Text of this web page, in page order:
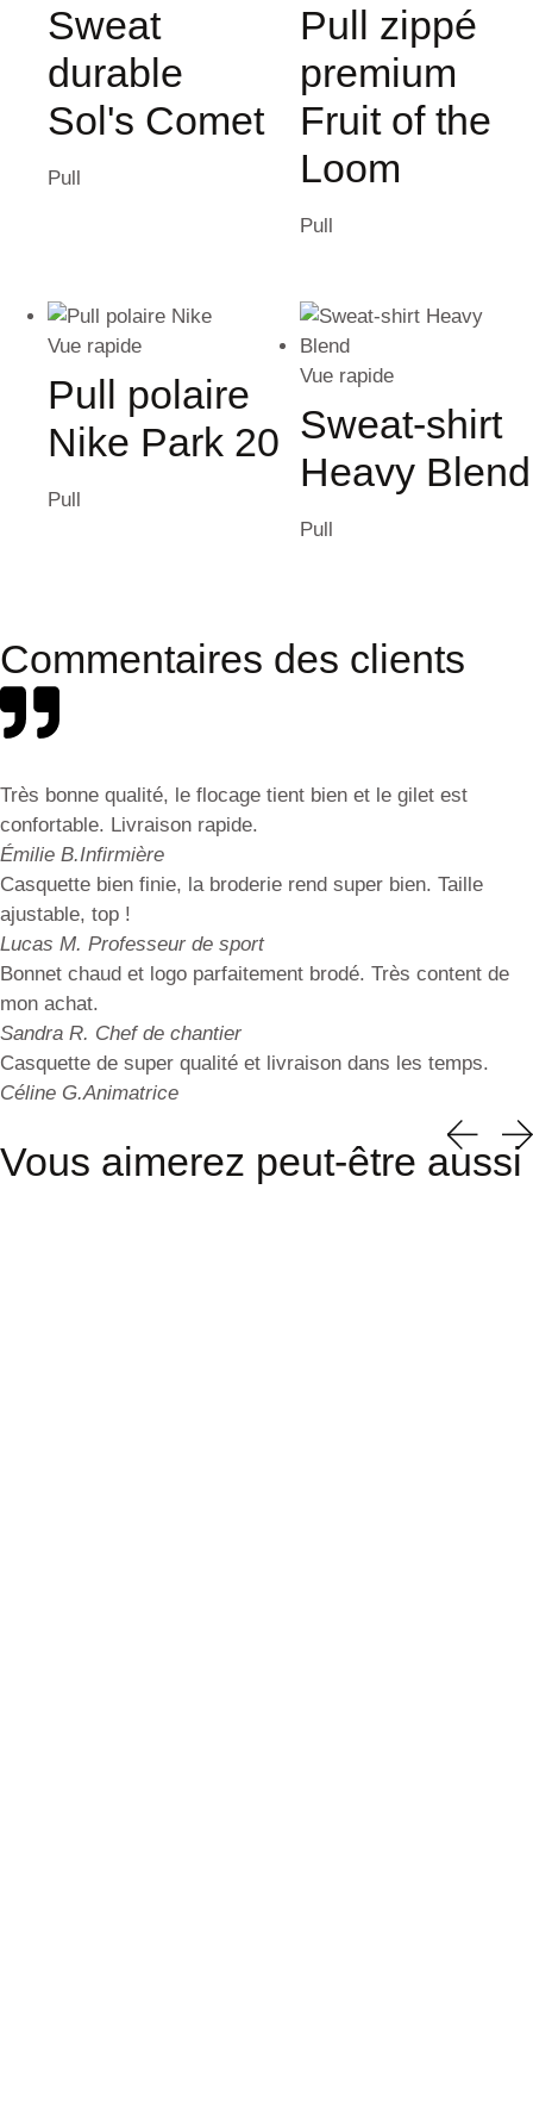
Sweat
durable
Sol's Comet
Pull
Pull zippé
premium
Fruit of the
Loom
Pull
Vue rapide
Pull polaire
Nike Park 20
Pull
Vue rapide
Sweat-shirt
Heavy Blend
Pull
Commentaires des clients
Très bonne qualité, le flocage tient bien et le gilet est
confortable. Livraison rapide.
Émilie B.Infirmière
Casquette bien finie, la broderie rend super bien. Taille
ajustable, top !
Lucas M. Professeur de sport
Bonnet chaud et logo parfaitement brodé. Très content de
mon achat.
Sandra R. Chef de chantier
Casquette de super qualité et livraison dans les temps.
Céline G.Animatrice
Vous aimerez peut-être aussi